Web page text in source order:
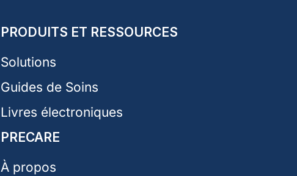
PRODUITS ET RESSOURCES
Solutions
Guides de Soins
Livres électroniques
PRECARE
À propos